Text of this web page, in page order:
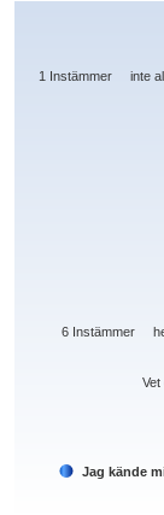
Chart
The chart has 1 X axis
Jag kände
Vet
6
1 Instämmer inte